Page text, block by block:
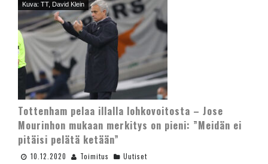
Kuva: TT, David Klein
Tottenham pelaa illalla lohkovoitosta – Jose
Mourinhon mukaan merkitys on pieni: ”Meidän ei
pitäisi pelätä ketään”
10.12.2020 Toimitus Uutiset